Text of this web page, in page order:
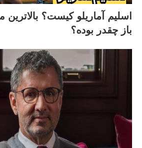
اسلیم آماریلو کیست؟ بالاترین
باز چقدر بوده؟